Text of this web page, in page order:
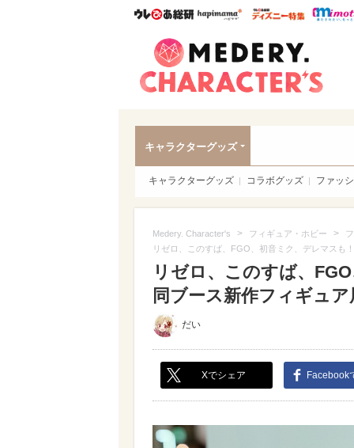
ウレぴあ総研ハピママ*
ウレぴ
キャラクターグッズ
キャラクターグッズ コラボグッズ ファッ
Medery. Character's > フィギュア・ホビー >
リゼロ、このすば、FGO、初音ミク、デレマスも
リゼロ、このすば、
同ブース新作フィギュ
だい
Xでシェア Facebook